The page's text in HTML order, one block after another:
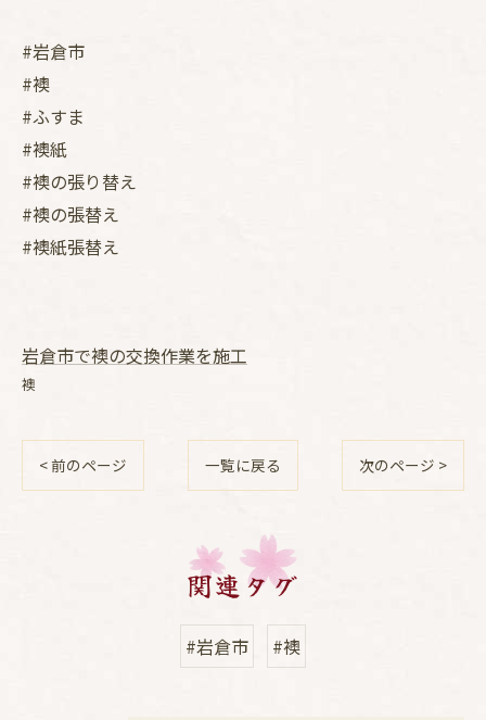
#岩倉市
#襖
#ふすま
#襖紙
#襖の張り替え
#襖の張替え
#襖紙張替え
岩倉市で襖の交換作業を施工
襖
< 前のページ 一覧に戻る 次のページ >
関連タグ
#岩倉市 #襖